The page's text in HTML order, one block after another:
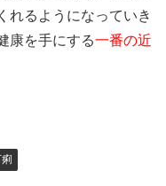
れるようになっていき
康を手にする一番の近